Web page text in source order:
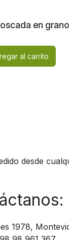
en
al carrito
desde
1978,